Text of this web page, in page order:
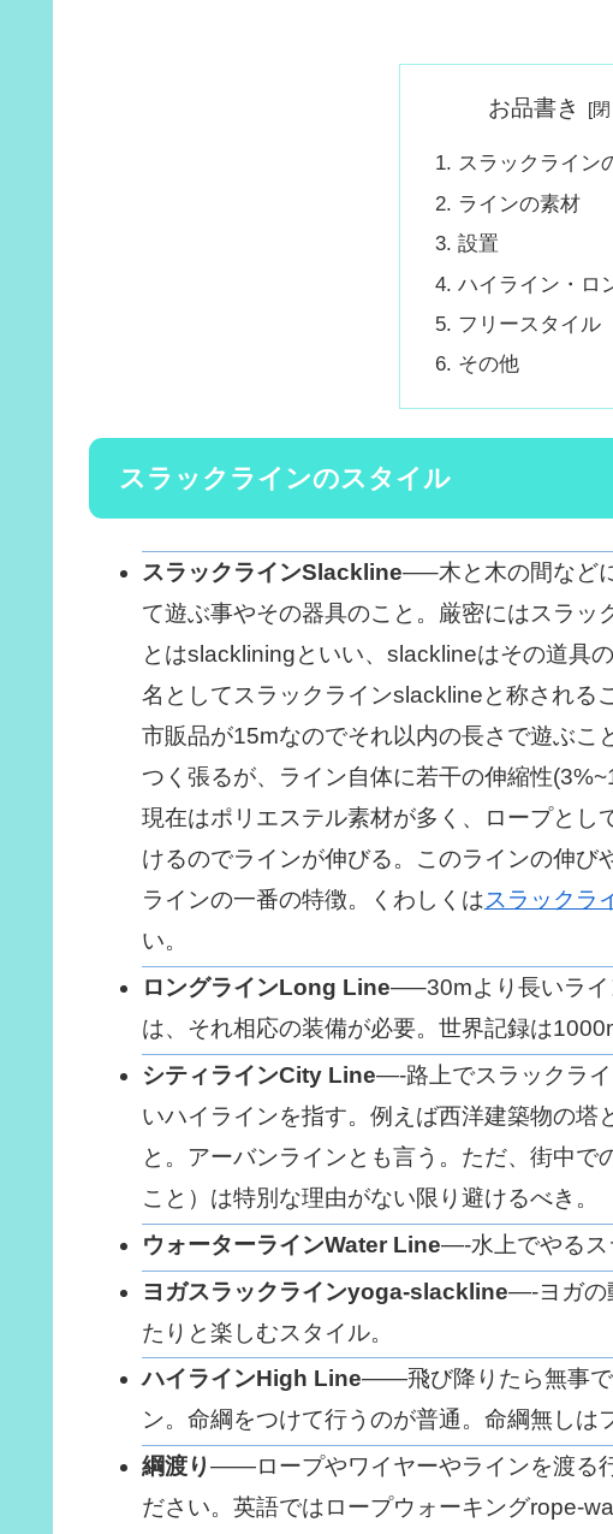
お品書き
スラックライン
ラインの素材
設置
ハイライン・ロ
フリースタイル
その他
スラックラインのスタイル
スラックラインSlackline—–木と木の間など
て遊ぶ事やその器具のこと。厳密にはスラッ
とはslackliningといい、slacklineはその道具
名としてスラックラインslacklineと称される
市販品が15mなのでそれ以内の長さで遊ぶこ
つく張るが、ライン自体に若干の伸縮性
現在はポリエステル素材が多く、ロープと
けるのでラインが伸びる。このラインの伸び
ラインの一番の特徴。くわしくはスラックラ
い。
ロングラインLong Line—–30mより長いライ
は、それ相応の装備が必要。世界記録は
シティラインCity Line—-路上でスラックラ
いハイラインを指す。例えば西洋建築物の塔
と。アーバンラインとも言う。ただ、街中
こと）は特別な理由がない限り避けるべき。
ウォーターラインWater Line—-水上でやるス
ヨガスラックラインyoga-slackline—-ヨガの
たりと楽しむスタイル。
ハイラインHigh Line——飛び降りたら無事で
ン。命綱をつけて行うのが普通。命綱無しは
綱渡り――ロープやワイヤーやラインを渡る
ださい。英語ではロープウォーキングrope-